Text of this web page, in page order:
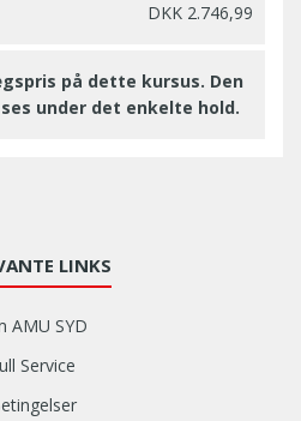
DKK 2.746,99
på dette kursus. Den
under det enkelte hold.
LINKS
AMU SYD
Service